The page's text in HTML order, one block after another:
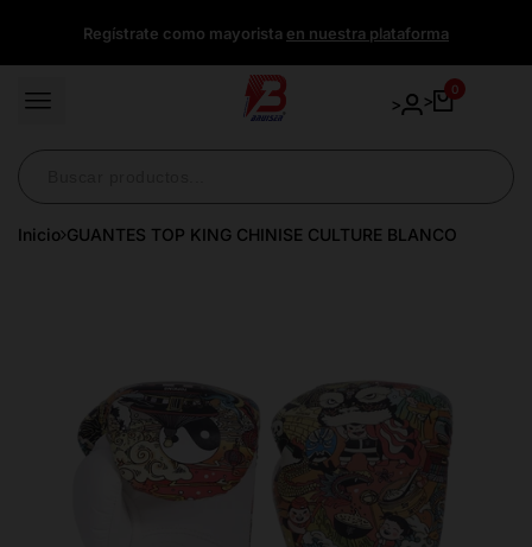
Regístrate como mayorista en nuestra plataforma
> >
0
Inicio GUANTES TOP KING CHINISE CULTURE BLANCO
directamente
al
contenido